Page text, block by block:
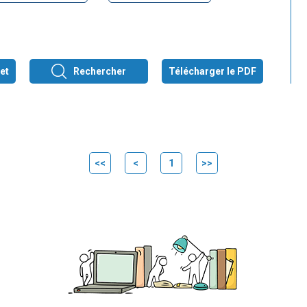
Rechercher Télécharger le PDF
<< < 1 >>